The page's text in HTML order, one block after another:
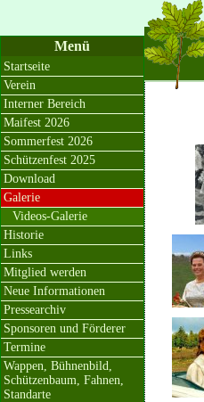
Menü
Startseite
Verein
Interner Bereich
Maifest 2026
Sommerfest 2026
Schützenfest 2025
Download
Galerie
Videos-Galerie
Historie
Links
Mitglied werden
Neue Informationen
Pressearchiv
Sponsoren und Förderer
Termine
Wappen, Bühnenbild,
Schützenbaum, Fahnen,
Standarte